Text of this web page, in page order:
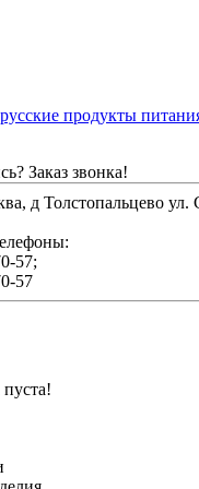
Заказ звонка!
д Толстопальцево ул.
57;
57